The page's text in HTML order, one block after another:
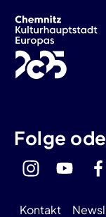
Folge
Kontakt